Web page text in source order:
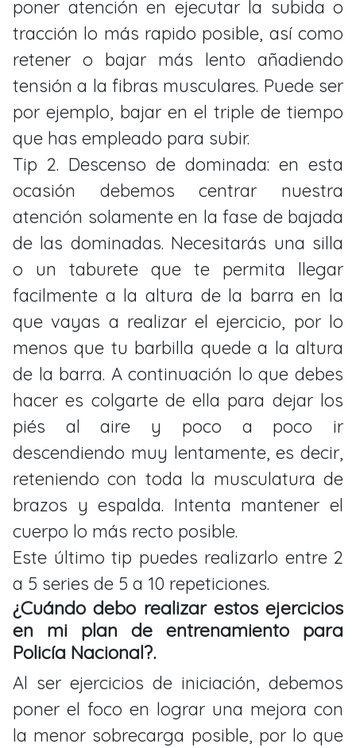
poner atención en ejecutar la subida o
tracción lo más rapido posible, así como
retener o bajar más lento añadiendo
tensión a la fibras musculares. Puede ser
por ejemplo, bajar en el triple de tiempo
que has empleado para subir.
Tip 2. Descenso de dominada: en esta
ocasión debemos centrar nuestra
atención solamente en la fase de bajada
de las dominadas. Necesitarás una silla
o un taburete que te permita llegar
facilmente a la altura de la barra en la
que vayas a realizar el ejercicio, por lo
menos que tu barbilla quede a la altura
de la barra. A continuación lo que debes
hacer es colgarte de ella para dejar los
piés al aire y poco a poco ir
descendiendo muy lentamente, es decir,
reteniendo con toda la musculatura de
brazos y espalda. Intenta mantener el
cuerpo lo más recto posible.
Este último tip puedes realizarlo entre 2
a 5 series de 5 a 10 repeticiones.
¿Cuándo debo realizar estos ejercicios
en mi plan de entrenamiento para
Policía Nacional?.
Al ser ejercicios de iniciación, debemos
poner el foco en lograr una mejora con
la menor sobrecarga posible, por lo que